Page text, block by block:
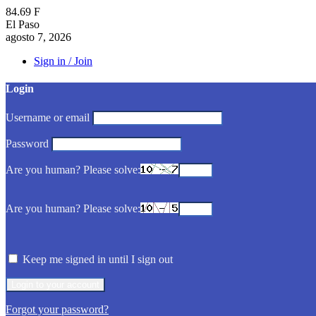
84.69 F
El Paso
agosto 7, 2026
Sign in / Join
Login
Username or email
Password
Are you human? Please solve:
Are you human? Please solve:
Keep me signed in until I sign out
Forgot your password?